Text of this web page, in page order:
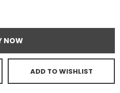
NOW
ADD TO WISHLIST